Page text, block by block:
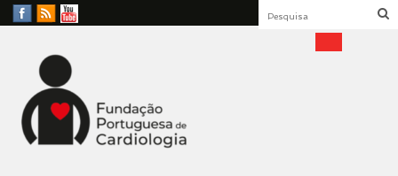
Facebook
RSS
YouTube
Fundação Portuguesa
Cardiologia